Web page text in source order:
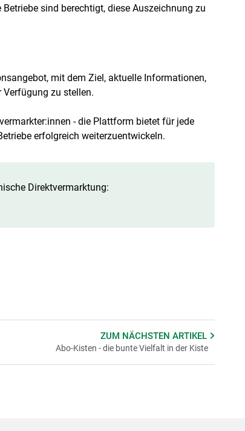
sind berechtigt, diese Auszeichnung zu
mit dem Ziel, aktuelle Informationen,
zu stellen.
- die Plattform bietet für jede
erfolgreich weiterzuentwickeln.
Direktvermarktung:
ZUM NÄCHSTENARTIKEL
Abo-Kisten - die bunte Vielfalt in der Kiste